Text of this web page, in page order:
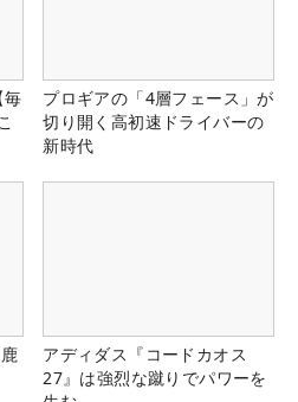
毎
プロギアの「4層フェース」が
切り開く高初速ドライバーの
新時代
アディダス『コードカオス
27』は強烈な蹴りでパワーを